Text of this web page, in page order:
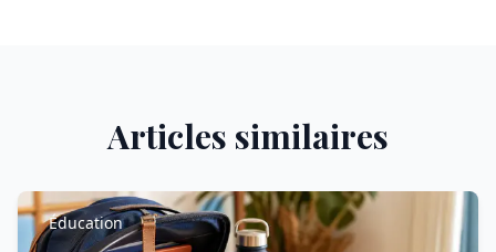
Articles similaires
Éducation